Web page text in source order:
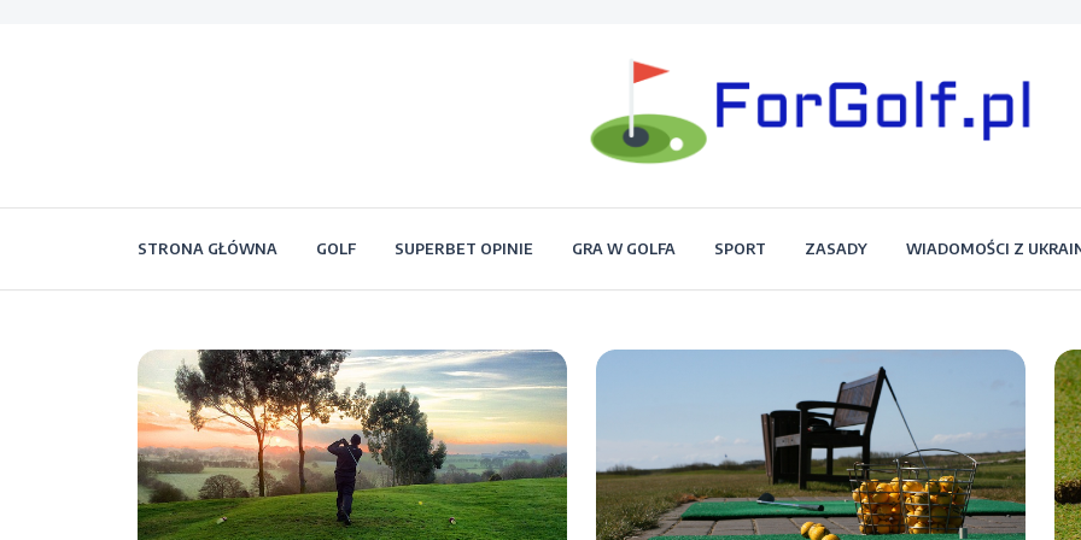
Forgolf.pl
STRONA GŁÓWNA GOLF SUPERBET OPINIE GRA W GOLFA SPORT ZASADY WIADOMOŚCI Z